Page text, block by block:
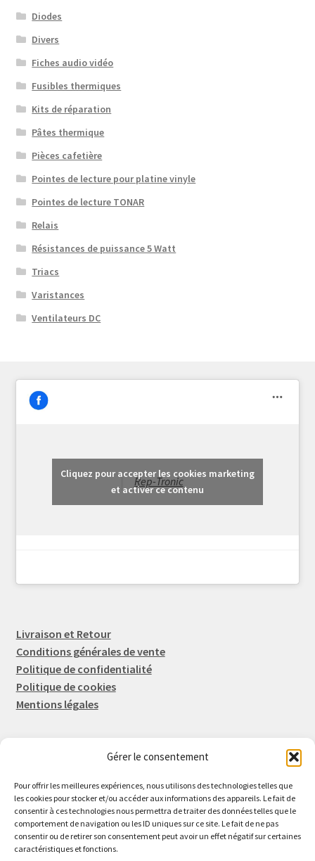
Gérer le consentement
Pour offrir les meilleures expériences, nous utilisons des technologies telles que
les cookies pour stocker et/ou accéder aux informations des appareils. Le fait de
consentir à ces technologies nous permettra de traiter des données telles que le
comportement de navigation ou les ID uniques sur ce site. Le fait de ne pas
consentir ou de retirer son consentement peut avoir un effet négatif sur certaines
caractéristiques et fonctions.
Diodes
Divers
Fiches audio vidéo
Fusibles thermiques
Kits de réparation
Pâtes thermique
Pièces cafetière
Pointes de lecture pour platine vinyle
Pointes de lecture TONAR
Relais
Résistances de puissance 5 Watt
Triacs
Varistances
Ventilateurs DC
Rep-Tronic
Cliquez pour accepter les cookies marketing
et activer ce contenu
Livraison et Retour
Conditions générales de vente
Politique de confidentialité
Politique de cookies
Mentions légales
Eric FORTIER EI
16 Rue de l'Espérance
14600 Honfleur
02 61 82 01 89